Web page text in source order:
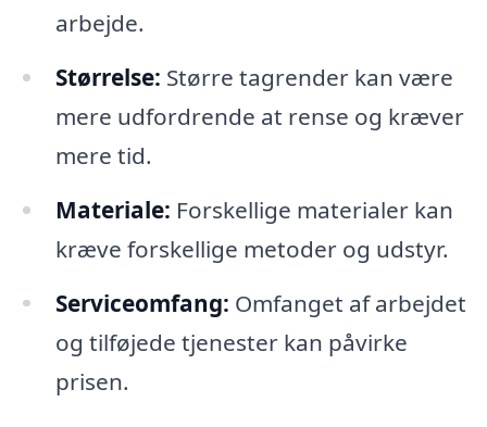
arbejde.
Størrelse: Større tagrender kan være
mere udfordrende at rense og kræver
mere tid.
Materiale: Forskellige materialer kan
kræve forskellige metoder og udstyr.
Serviceomfang: Omfanget af arbejdet
og tilføjede tjenester kan påvirke
prisen.